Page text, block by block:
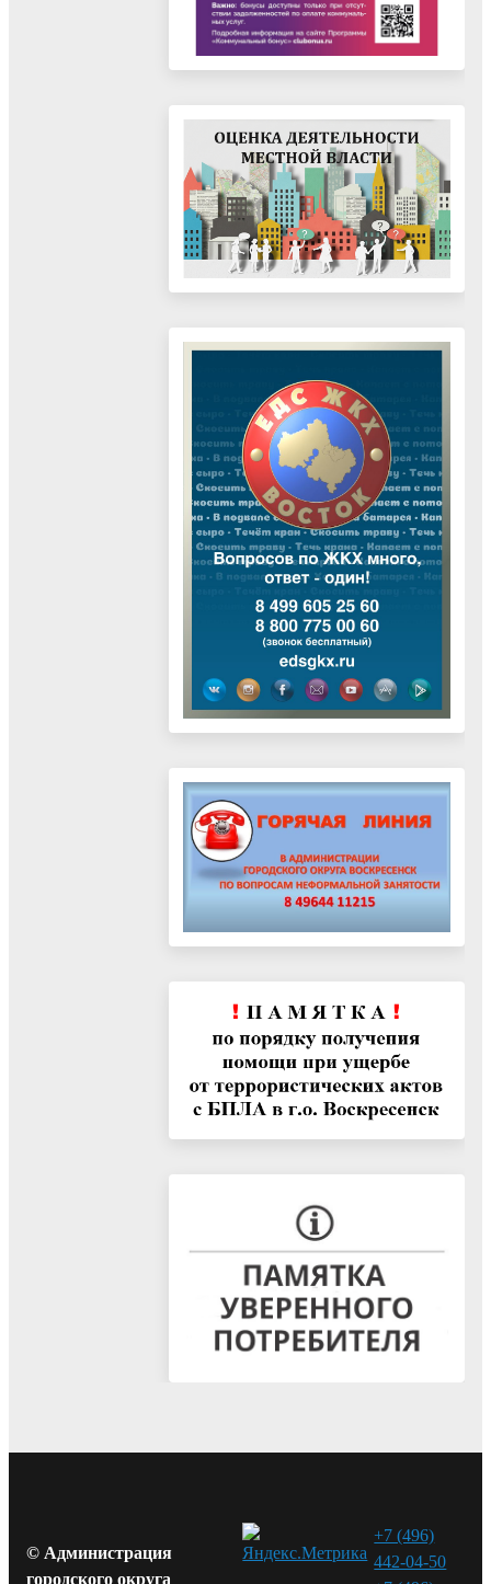
© Администрация
городского округа
+7 (496)
442-04-50